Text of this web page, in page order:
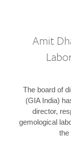
Amit
The board of
(GIA India)
director,
gemological
the